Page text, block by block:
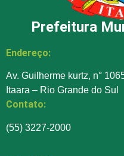
Prefeitura
Endereço:
Av. Guilherme kurtz, n°
Itaara – Rio Grande do Sul
Contato:
(55) 3227-2000